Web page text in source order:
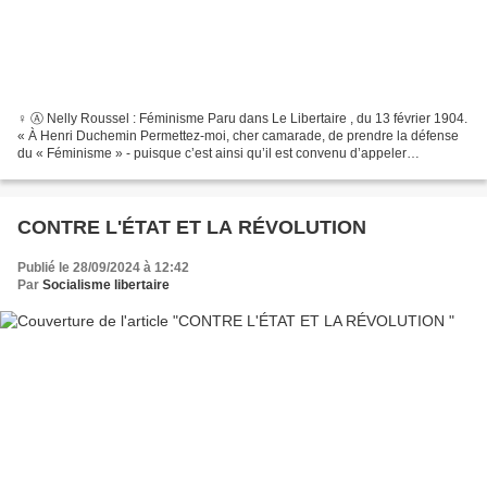
♀️ Ⓐ Nelly Roussel : Féminisme Paru dans Le Libertaire , du 13 février 1904.
« À Henri Duchemin Permettez-moi, cher camarade, de prendre la défense
du « Féminisme » - puisque c’est ainsi qu’il est convenu d’appeler
CONTRE L'ÉTAT ET LA RÉVOLUTION
Publié le 28/09/2024 à 12:42
Par Socialisme libertaire